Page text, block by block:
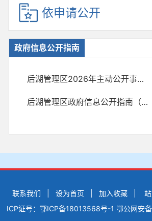
依申请公开
政府信息公开指南
后湖管理区2026年主动公开事项目录
后湖管理区政府信息公开指南（2025年度）
联系我们 设为首页 加入收藏
ICP证号：鄂ICP备18013568号-1 鄂公网安